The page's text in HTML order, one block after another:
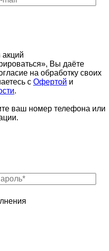
акций
Вы даёте
на обработку своих
с Офертой и
.
ваш номер телефона или